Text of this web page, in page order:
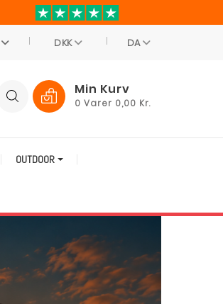
DKK DA
Min Kurv
0 Varer 0,00 Kr.
OUTDOOR